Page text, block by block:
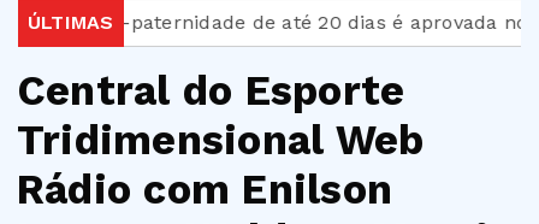
ÚLTIMAS
Licença-paternidade de até 20 dias é aprovada no
Central do Esporte
Tridimensional Web
Rádio com Enilson